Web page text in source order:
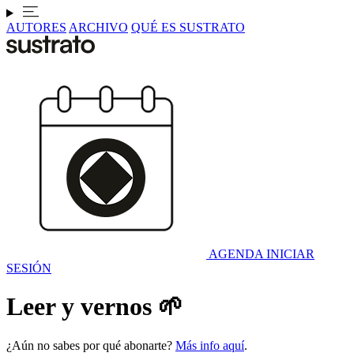
AUTORES ARCHIVO QUÉ ES SUSTRATO
AGENDA INICIAR
SESIÓN
Leer y vernos 🌱
¿Aún no sabes por qué abonarte? Más info aquí.